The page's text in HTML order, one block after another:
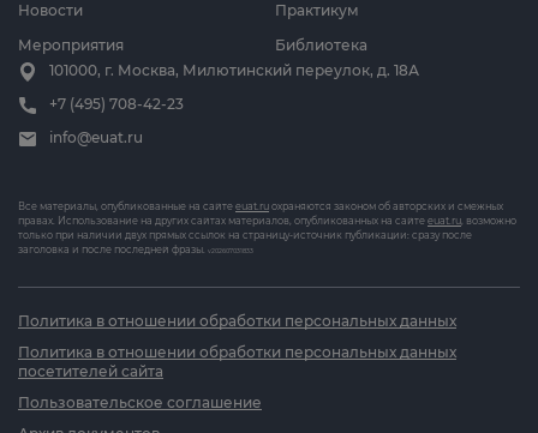
Новости
Мероприятия
Практикум
Библиотека
101000, г. Москва, Милютинский переулок, д. 18А
+7 (495) 708-42-23
info@euat.ru
Все материалы, опубликованные на сайте euat.ru охраняются законом об авторских и смежных
правах. Использование на других сайтах материалов, опубликованных на сайте euat.ru, возможно
только при наличии двух прямых ссылок на страницу-источник публикации: сразу после
заголовка и после последней фразы. v202607031833
Политика в отношении обработки персональных данных
Политика в отношении обработки персональных данных
посетителей сайта
Пользовательское соглашение